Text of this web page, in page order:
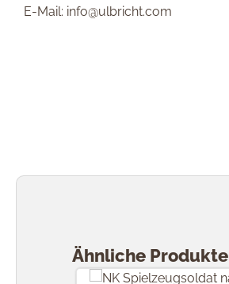
E-Mail: info@ulbricht.com
Ähnliche Produkte